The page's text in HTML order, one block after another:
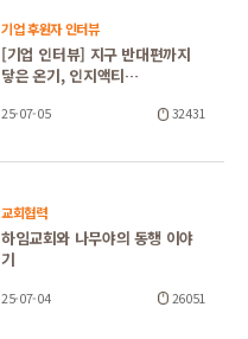
기업 후원자 인터뷰
[기업 인터뷰] 지구 반대편까지
닿은 온기, 인지액티…
25-07-05 32431
교회협력
하임교회와 나무야의 동행 이야
기
25-07-04 26051